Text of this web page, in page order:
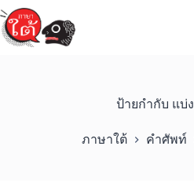
Skip
to
content
ป้ายกำกับ แบ่ง
ภาษาใต้ คำศัพท์